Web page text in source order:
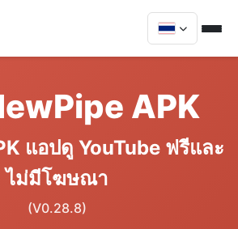
APK
แอปดู YouTube ฟรีและ
ไม่มีโฆษณา
(V0.28.8)